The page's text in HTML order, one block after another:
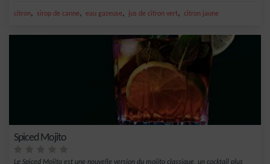
citron, sirop de canne, eau gazeuse, jus de citron vert, citron jaune
Spiced Mojito
Le Spiced Mojito est une nouvelle version du mojito classique, un cocktail plus